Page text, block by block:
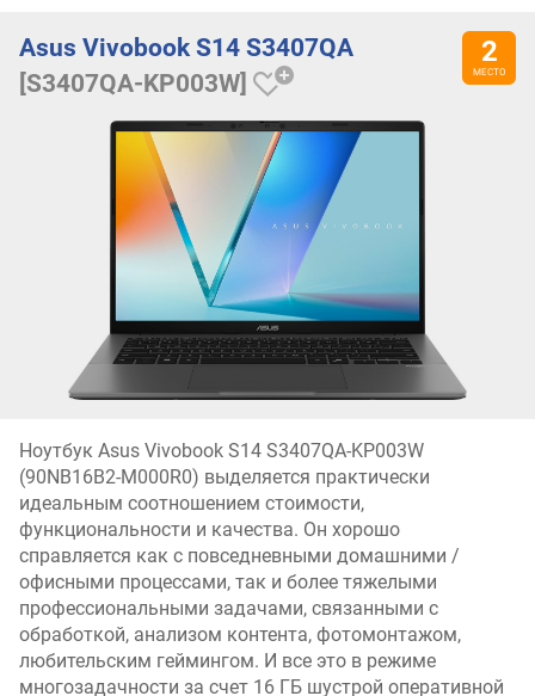
Asus Vivobook S14 S3407QA
[S3407QA-KP003W]
Ноутбук Asus Vivobook S14 S3407QA-KP003W
(90NB16B2-M000R0) выделяется практически
идеальным соотношением стоимости,
функциональности и качества. Он хорошо
справляется как с повседневными домашними /
офисными процессами, так и более тяжелыми
профессиональными задачами, связанными с
обработкой, анализом контента, фотомонтажом,
любительским геймингом. И все это в режиме
многозадачности за счет 16 ГБ шустрой оперативной